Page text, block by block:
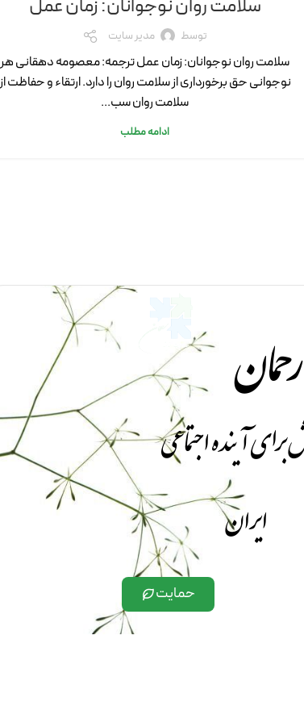
سلامت روان نوجوانان: زمان عمل
توسط مدیر سایت
سلامت روان نوجوانان: زمان عمل ترجمه: معصومه دهقانی هر
نوجوانی حق برخورداری از سلامت روان را دارد. ارتقاء و حفاظت از
سلامت روان سب...
ادامه مطلب
رحمان
آینده اجتماعی
ایران
حمایت